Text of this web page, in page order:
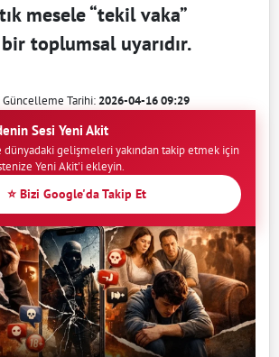
mesele “tekil vaka”
toplumsal uyarıdır.
Güncelleme Tarihi:2026-04-16 09:29
Sesi Yeni Akit
dünyadaki gelişmeleri yakından takip etmek için
Yeni Akit'i ekleyin.
⭐ Bizi Google'da Takip Et